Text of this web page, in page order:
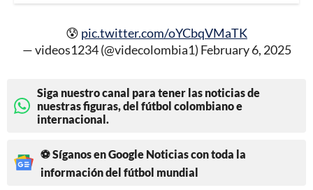
😰 pic.twitter.com/oYCbqVMaTK
— videos1234 (@videcolombia1) February 6, 2025
Siga nuestro canal para tener las noticias de
nuestras figuras, del fútbol colombiano e
internacional.
⚽ Síganos en Google Noticias con toda la
información del fútbol mundial